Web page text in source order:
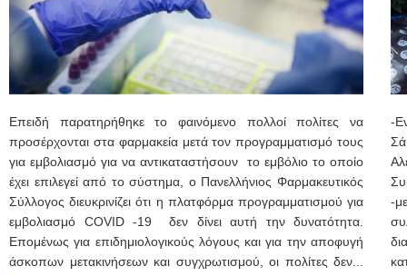
Επειδή παρατηρήθηκε το φαινόμενο πολλοί πολίτες να
προσέρχονται στα φαρμακεία μετά τον προγραμματισμό τους
για εμβολιασμό για να αντικαταστήσουν το εμβόλιο το οποίο
έχει επιλεγεί από το σύστημα, ο Πανελλήνιος Φαρμακευτικός
Σύλλογος διευκρινίζει ότι η πλατφόρμα προγραμματισμού για
εμβολιασμό COVID -19 δεν δίνει αυτή την δυνατότητα.
Επομένως για επιδημιολογικούς λόγους και για την αποφυγή
άσκοπων μετακινήσεων και συγχρωτισμού, οι πολίτες δεν...
-
-